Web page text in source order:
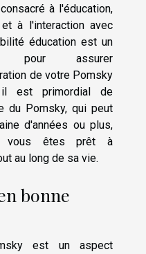
à l'éducation,
à l'interaction avec
éducation est un
pour assurer
de votre Pomsky
est primordial de
du Pomsky, qui peut
d'années ou plus,
vous êtes prêt à
au long de sa vie.
bonne
est un aspect